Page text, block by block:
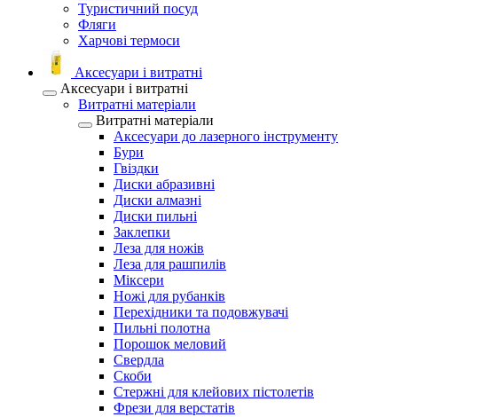
Туристичний посуд
Фляги
Харчові термоси
Аксесуари і витратні
Аксесуари і витратні
Витратні матеріали
Витратні матеріали
Аксесуари до лазерного інструменту
Бури
Гвіздки
Диски абразивні
Диски алмазні
Диски пильні
Заклепки
Леза для ножів
Леза для рашпилів
Міксери
Ножі для рубанків
Перехідники та подовжувачі
Пильні полотна
Порошок меловий
Свердла
Скоби
Стержні для клейових пістолетів
Фрези для верстатів